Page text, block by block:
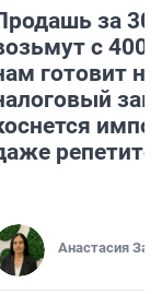
за
с
готовит
Анастасия